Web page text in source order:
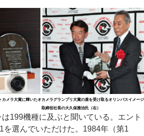
カメラ大賞に輝いたオカメラグランプリ大賞の盾を受け取るオリンパスイメー
取締役社長の大久保雅治氏（右）
199機種に及ぶと聞いている。エント
を選んでいただけた。1984年（第1